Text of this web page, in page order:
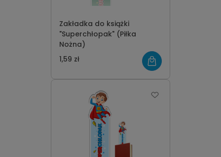
Zakładka do książki
"Superchłopak" (Piłka
Nożna)
1,59 zł